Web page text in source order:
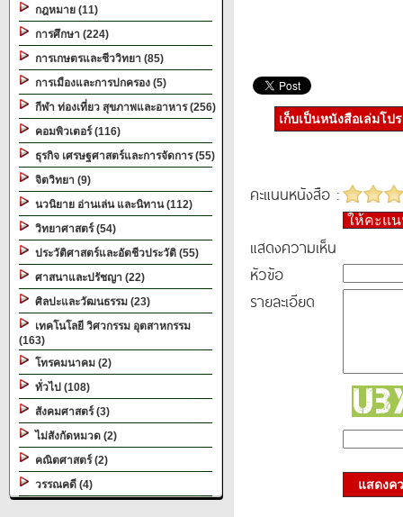
กฎหมาย (11)
การศึกษา (224)
การเกษตรและชีววิทยา (85)
การเมืองและการปกครอง (5)
กีฬา ท่องเที่ยว สุขภาพและอาหาร (256)
คอมพิวเตอร์ (116)
ธุรกิจ เศรษฐศาสตร์และการจัดการ (55)
จิตวิทยา (9)
นวนิยาย อ่านเล่น และนิทาน (112)
วิทยาศาสตร์ (54)
ประวัติศาสตร์และอัตชีวประวัติ (55)
ศาสนาและปรัชญา (22)
ศิลปะและวัฒนธรรม (23)
เทคโนโลยี วิศวกรรม อุตสาหกรรม
(163)
โทรคมนาคม (2)
ทั่วไป (108)
สังคมศาสตร์ (3)
ไม่สังกัดหมวด (2)
คณิตศาสตร์ (2)
วรรณคดี (4)
เก็บเป็นหนังสือเล่มโป
คะแนนหนังสือ :
ให้คะแ
แสดงความเห็น
หัวข้อ
รายละเอียด
แสดงค